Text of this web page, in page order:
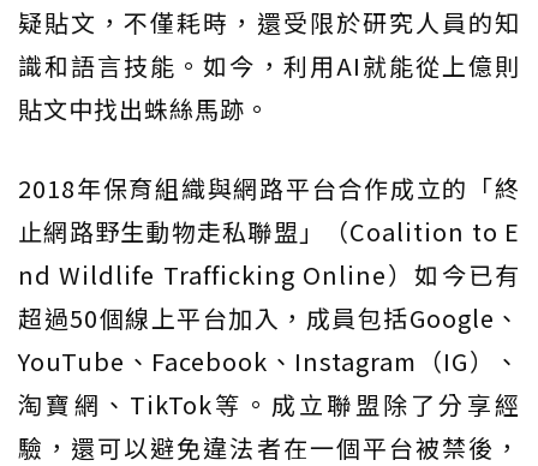
疑貼文，不僅耗時，還受限於研究人員的知
識和語言技能。如今，利用AI就能從上億則
貼文中找出蛛絲馬跡。
2018年保育組織與網路平台合作成立的「終
止網路野生動物走私聯盟」（Coalition to E
nd Wildlife Trafficking Online）如今已有
超過50個線上平台加入，成員包括Google、
YouTube、Facebook、Instagram（IG）、
淘寶網、TikTok等。成立聯盟除了分享經
驗，還可以避免違法者在一個平台被禁後，